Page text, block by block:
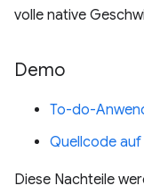
volle native
Demo
To-do-
Quellcode
Diese Nachteile